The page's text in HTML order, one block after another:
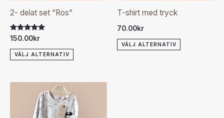
2- delat set ”Ros”
Betygsatt
av 5
150.00kr
VÄLJ ALTERNATIV
väljas
på
T-shirt med tryck
70.00kr
VÄLJ ALTERNATIV
väljas
här
produkten